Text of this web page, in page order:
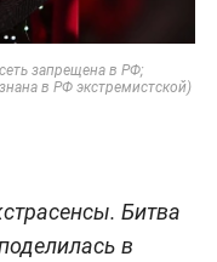
запрещена в РФ;
в РФ экстремистской)
Битва
в